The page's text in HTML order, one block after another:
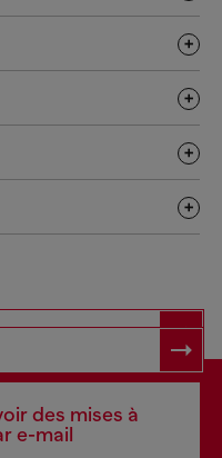
des mises à
e-mail